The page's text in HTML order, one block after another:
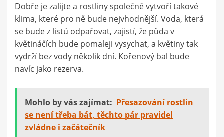
Dobře je zalijte a rostliny společně vytvoří takové
klima, které pro ně bude nejvhodnější. Voda, která
se bude z listů odpařovat, zajistí, že půda v
květináčích bude pomaleji vysychat, a květiny tak
vydrží bez vody několik dní. Kořenový bal bude
navíc jako rezerva.
Mohlo by vás zajímat: Přesazování rostlin
se není třeba bát, těchto pár pravidel
zvládne i začátečník